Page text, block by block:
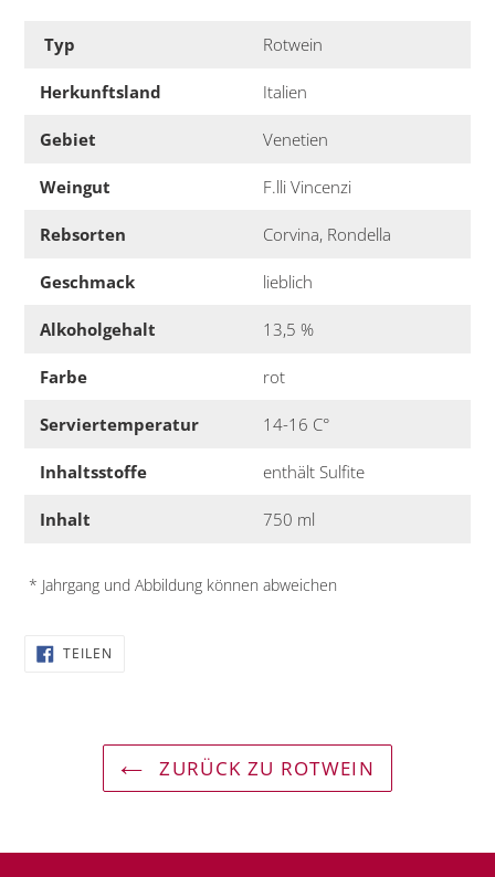
Typ Rotwein
Herkunftsland Italien
Gebiet Venetien
Weingut F.lli Vincenzi
Rebsorten Corvina, Rondella
Geschmack lieblich
Alkoholgehalt 13,5 %
Farbe rot
Serviertemperatur 14-16 C°
Inhaltsstoffe enthält Sulfite
Inhalt 750 ml
* Jahrgang und Abbildung können abweichen
TEILEN
ZURÜCK ZU ROTWEIN